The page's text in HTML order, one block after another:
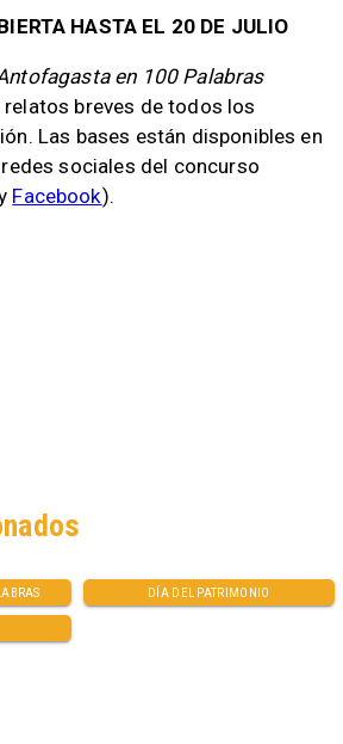
HASTA EL 20 DE JULIO
en 100 Palabras
breves de todos los
Las bases están disponibles en
sociales del concurso
Facebook).
DÍA DEL PATRIMONIO